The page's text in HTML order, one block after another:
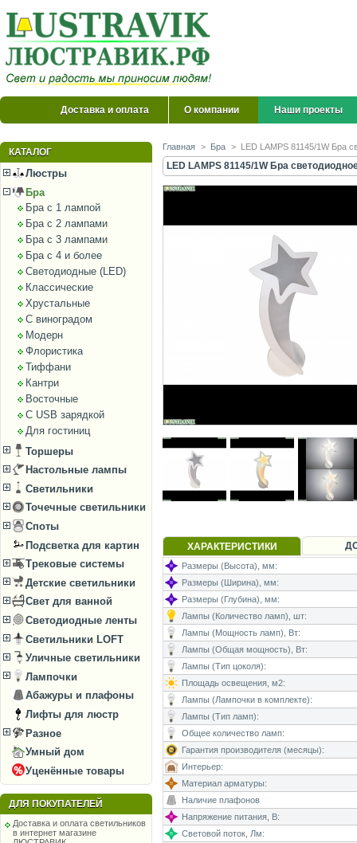
Доставка и оплата О компании Наши проекты
КАТАЛОГ
Люстры
Бра
Бра с 1 лампой
Бра с 2 лампами
Бра с 3 лампами
Бра с 4 и более
Светодиодные (LED)
Классические
Хрустальные
С виноградом
Модерн
Флористика
Тиффани
Кантри
Восточные
С USB зарядкой
Для гостиниц
Торшеры
Настольные лампы
Светильники
Точечные светильники
Споты
Подсветка для картин
Трековые системы
Детские светильники
Свет для ванной
Светодиодные ленты
Светильники LOFT
Уличные светильники
Лампочки
Абажуры и плафоны
Лифты для люстр
Разное
Умный дом
Уценённые товары
ДЛЯ ПОКУПАТЕЛЕЙ
Доставка и оплата светильников
в интернет магазине
Главная > Бра > LED LAMPS 81145/1W Бра
LED LAMPS 81145/1W Бра
ХАРАКТЕРИСТИКИ
Размеры (Высота), мм:
Размеры (Ширина), мм:
Размеры (Глубина), мм:
Лампы (Количество ламп), шт:
Лампы (Мощность ламп), Вт:
Лампы (Общая мощность), Вт:
Лампы (Тип цоколя):
Площадь освещения, м2:
Лампы (Лампочки в комплекте):
Лампы (Тип ламп):
Общее количество ламп:
Гарантия производителя (месяцы):
Интерьер:
Материал арматуры:
Наличие плафонов
Напряжение питания, В:
Световой поток, Лм: